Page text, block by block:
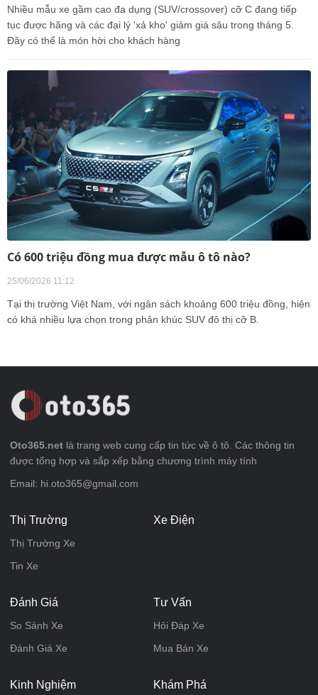
Nhiều mẫu xe gầm cao đa dụng (SUV/crossover) cỡ C đang tiếp
tục được hãng và các đại lý 'xả kho' giảm giá sâu trong tháng 5.
Đây có thể là món hời cho khách hàng
Có 600 triệu đồng mua được mẫu ô tô nào?
25/06/2026 11:12
Tại thị trường Việt Nam, với ngân sách khoảng 600 triệu đồng, hiện
có khá nhiều lựa chọn trong phân khúc SUV đô thị cỡ B.
Oto365.net là trang web cung cấp tin tức về ô tô. Các thông tin
được tổng hợp và sắp xếp bằng chương trình máy tính
Email: hi.oto365@gmail.com
Thị Trường
Thị Trường Xe
Tin Xe
Xe Điện
Đánh Giá
So Sánh Xe
Đánh Giá Xe
Tư Vấn
Hỏi Đáp Xe
Mua Bán Xe
Kinh Nghiệm Khám Phá